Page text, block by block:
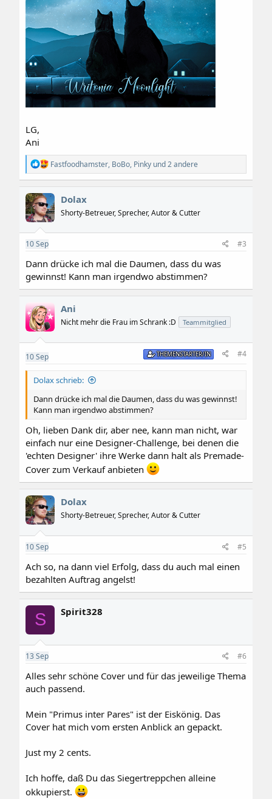
LG,
Ani
R
e
a
k
t
i
o
n
:
Fastfoodhamster, BoBo, Pinky und 2 andere
Dolax
Shorty-Betreuer, Sprecher, Autor & Cutter
10 Sep #3
Dann drücke ich mal die Daumen, dass du was
gewinnst! Kann man irgendwo abstimmen?
Ani
Nicht mehr die Frau im Schrank :D Teammitglied
10 Sep THEMENSTARTER/IN #4
Dolax schrieb:
Dann drücke ich mal die Daumen, dass du was gewinnst!
Kann man irgendwo abstimmen?
Oh, lieben Dank dir, aber nee, kann man nicht, war
einfach nur eine Designer-Challenge, bei denen die
'echten Designer' ihre Werke dann halt als Premade-
Cover zum Verkauf anbieten
Dolax
Shorty-Betreuer, Sprecher, Autor & Cutter
10 Sep #5
Ach so, na dann viel Erfolg, dass du auch mal einen
bezahlten Auftrag angelst!
S Spirit328
13 Sep #6
Alles sehr schöne Cover und für das jeweilige Thema
auch passend.
Mein "Primus inter Pares" ist der Eiskönig. Das
Cover hat mich vom ersten Anblick an gepackt.
Just my 2 cents.
Ich hoffe, daß Du das Siegertreppchen alleine
okkupierst.